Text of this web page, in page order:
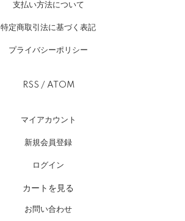
支払い方法について
特定商取引法に基づく表記
プライバシーポリシー
RSS / ATOM
マイアカウント
新規会員登録
ログイン
カートを見る
お問い合わせ